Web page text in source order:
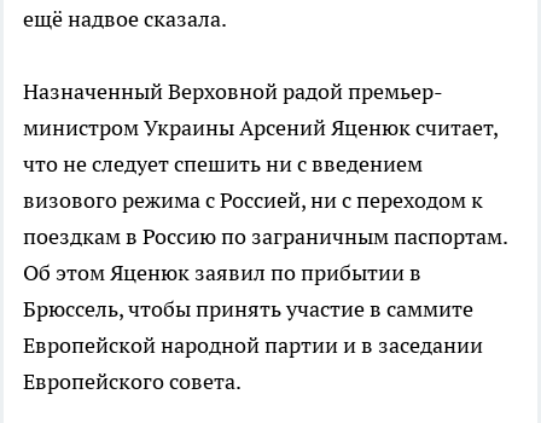
ещё надвое сказала.
Назначенный Верховной радой премьер-
министром Украины Арсений Яценюк считает,
что не следует спешить ни с введением
визового режима с Россией, ни с переходом к
поездкам в Россию по заграничным паспортам.
Об этом Яценюк заявил по прибытии в
Брюссель, чтобы принять участие в саммите
Европейской народной партии и в заседании
Европейского совета.